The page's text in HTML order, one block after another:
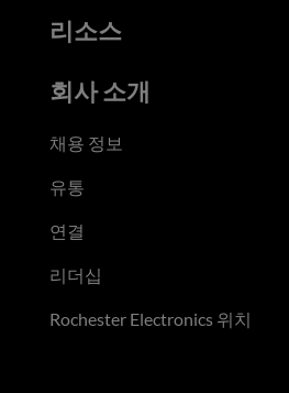
리소스
회사 소개
채용 정보
유통
연결
리더십
Rochester Electronics 위치